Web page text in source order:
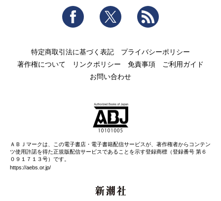
Facebook Twitter
特定商取引法に基づく表記
プライバシーポリシー
著作権について
リンクポリシー 免責事項
ご利用ガイド
お問い合わせ
ＡＢＪマークは、この電子書店・電子書籍配信サービスが、著作権者からコンテン
ツ使用許諾を得た正規版配信サービスであることを示す登録商標（登録番号 第６
０９１７１３号）です。
https://aebs.or.jp/